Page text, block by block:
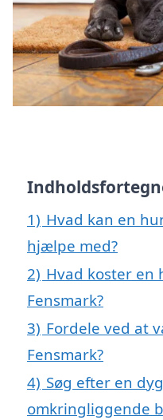
1) Hvad kan en
hjælpe med?
2) Hvad koster en
Fensmark?
3) Fordele ved at
Fensmark?
4) Søg efter en
omkringliggende